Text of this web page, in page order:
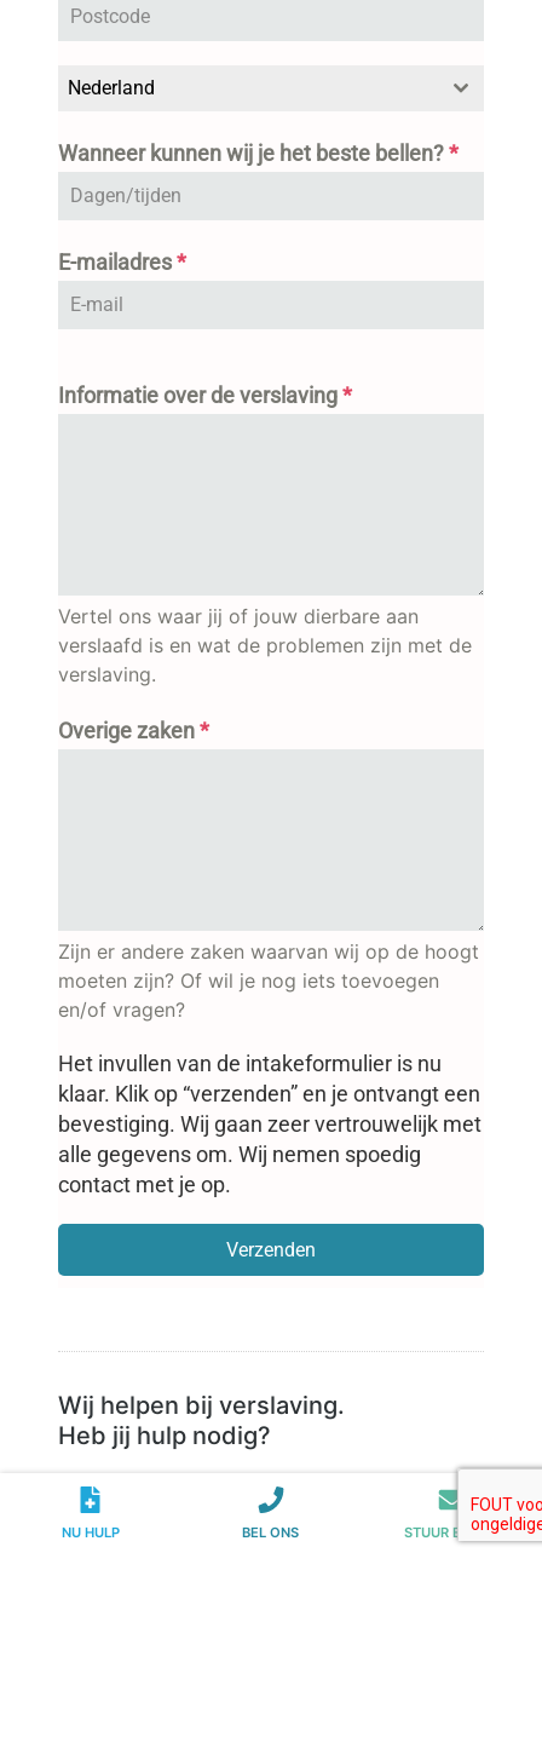
Nederland
Wanneer kunnen wij je het beste bellen?*
E-mailadres*
Informatie over de verslaving*
Vertel ons waar jij of jouw dierbare aan
verslaafd is en wat de problemen zijn met de
verslaving.
Overige zaken*
Zijn er andere zaken waarvan wij op de hoogt
moeten zijn? Of wil je nog iets toevoegen
en/of vragen?
Het invullen van de intakeformulier is nu
klaar. Klik op “verzenden” en je ontvangt een
bevestiging. Wij gaan zeer vertrouwelijk met
alle gegevens om. Wij nemen spoedig
contact met je op.
Verzenden
Wij helpen bij verslaving.
Heb jij hulp nodig?
020 – 231 00 00
NU HULP BEL ONS STUUR E-MAIL